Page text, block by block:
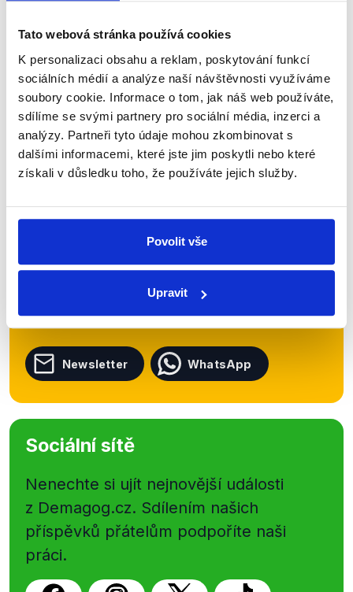
Tato webová stránka používá cookies
K personalizaci obsahu a reklam, poskytování funkcí
sociálních médií a analýze naší návštěvnosti využíváme
soubory cookie. Informace o tom, jak náš web používáte,
sdílíme se svými partnery pro sociální média, inzerci a
analýzy. Partneři tyto údaje mohou zkombinovat s
dalšími informacemi, které jste jim poskytli nebo které
získali v důsledku toho, že používáte jejich služby.
Povolit vše
Upravit
Onderka (ČSSD). Velké diskuze, které každoročně...
Číst dál
Zůstaňme v kontaktu
Přihlaste se k odběru našeho
kanálu, kde pravidelně přinášíme
shrnutí nejzajímavějších článků a analýz.
Začněte nás odebírat, a mějte tak
přehled o tom, jaké dezinformace a
nepravdy se zrovna v Česku šíří.
Newsletter WhatsApp
Sociální sítě
Nenechte si ujít nejnovější události
z Demagog.cz. Sdílením našich
příspěvků přátelům podpoříte naši
práci.